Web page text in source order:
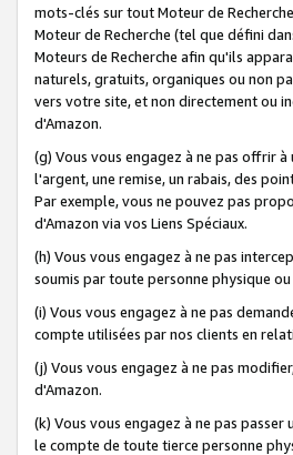
mots-clés sur tout Moteur de
Moteur de Recherche (tel que défini
Moteurs de Recherche afin qu'ils
naturels, gratuits, organiques ou non
vers votre site, et non directement ou
d'Amazon.
(g) Vous vous engagez à ne pas offrir
l'argent, une remise, un rabais, des
Par exemple, vous ne pouvez pas
d'Amazon via vos Liens Spéciaux.
(h) Vous vous engagez à ne pas
soumis par toute personne physique
(i) Vous vous engagez à ne pas
compte utilisées par nos clients en
(j) Vous vous engagez à ne pas
d'Amazon.
(k) Vous vous engagez à ne pas
le compte de toute tierce personne